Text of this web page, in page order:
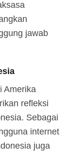
jawab
Amerika
refleksi
Sebagai
internet
juga